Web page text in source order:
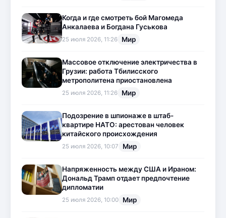
Когда и где смотреть бой Магомеда
Анкалаева и Богдана Гуськова
25 июля 2026, 11:26 Мир
Массовое отключение электричества в
Грузии: работа Тбилисского
метрополитена приостановлена
25 июля 2026, 11:26 Мир
Подозрение в шпионаже в штаб-
квартире НАТО: арестован человек
китайского происхождения
25 июля 2026, 10:07 Мир
Напряженность между США и Ираном:
Дональд Трамп отдает предпочтение
дипломатии
25 июля 2026, 10:00 Мир